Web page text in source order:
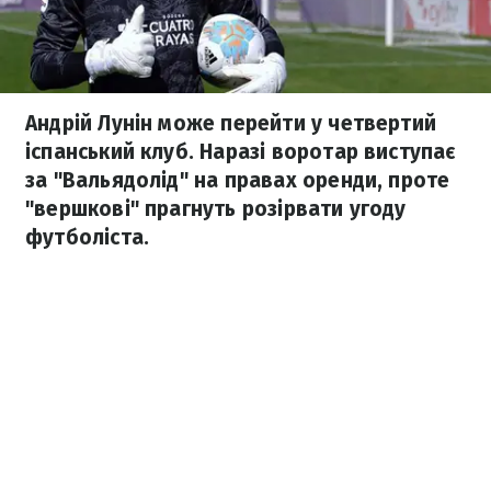
Андрій Лунін може перейти у четвертий
іспанський клуб. Наразі воротар виступає
за "Вальядолід" на правах оренди, проте
"вершкові" прагнуть розірвати угоду
футболіста.